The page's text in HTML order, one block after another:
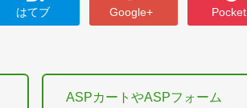
はてブ Google+ Pocket
ASPカートやASPフォーム